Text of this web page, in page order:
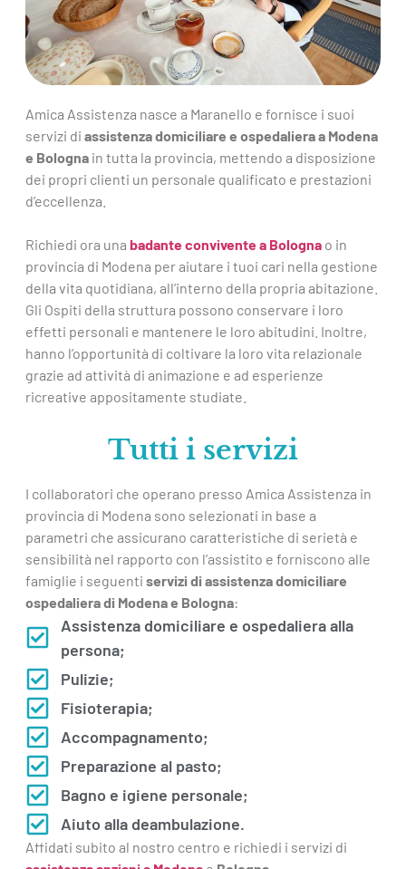
Amica Assistenza nasce a Maranello e fornisce i suoi
servizi di assistenza domiciliare e ospedaliera a Modena
e Bolognain tutta la provincia, mettendo a disposizione
dei propri clienti un personale qualificato e prestazioni
d’eccellenza.
Richiedi ora una badante convivente a Bolognao in
provincia di Modena per aiutare i tuoi cari nella gestione
della vita quotidiana, all’interno della propria abitazione.
Gli Ospiti della struttura possono conservare i loro
effetti personali e mantenere le loro abitudini. Inoltre,
hanno l’opportunità di coltivare la loro vita relazionale
grazie ad attività di animazione e ad esperienze
ricreative appositamente studiate.
Tutti i servizi
I collaboratori che operano presso Amica Assistenza in
provincia di Modena sono selezionati in base a
parametri che assicurano caratteristiche di serietà e
sensibilità nel rapporto con l’assistito e forniscono alle
famiglie i seguenti servizi di assistenza domiciliare
ospedaliera di Modena e Bologna:
Assistenza domiciliare e ospedaliera alla
persona;
Pulizie;
Fisioterapia;
Accompagnamento;
Preparazione al pasto;
Bagno e igiene personale;
Aiuto alla deambulazione.
Affidati subito al nostro centro e richiedi i servizi di